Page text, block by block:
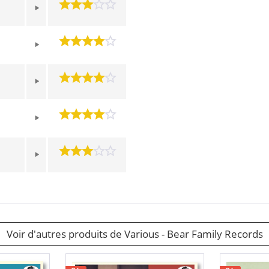
Voir d'autres produits de Various - Bear Family Records